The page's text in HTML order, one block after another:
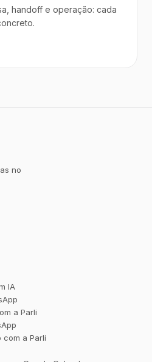
handoff e operação: cada
no
IA
a Parli
com a Parli